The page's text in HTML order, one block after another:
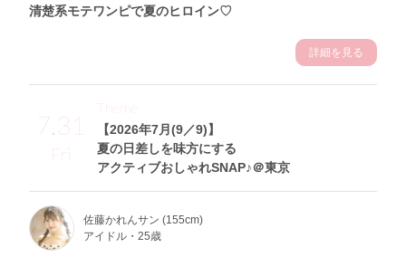
清楚系モテワンピで夏のヒロイン♡
詳細を見る
7.31
Fri
【2026年7月(9／9)】
夏の日差しを味方にする
アクティブおしゃれSNAP♪＠東京
Theme
佐藤かれんサン (155cm)
アイドル・25歳